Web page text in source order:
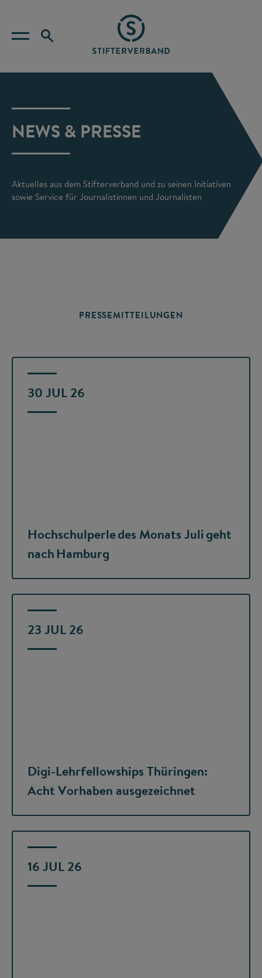
NEWS & PRESSE
Aktuelles aus dem Stifterverband und zu seinen Initiativen
sowie Service für Journalistinnen und Journalisten
PRESSEMITTEILUNGEN
30 JUL 26
Hochschulperle des Monats Juli geht
nach Hamburg
23 JUL 26
Digi-Lehrfellowships Thüringen:
Acht Vorhaben ausgezeichnet
16 JUL 26